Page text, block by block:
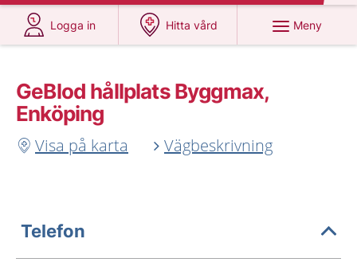
Logga in
på 1177.se
Hitta vård
på 1177.se
Meny
GeBlod hållplats Byggmax,
Enköping
Visa på karta Vägbeskrivning
Telefon